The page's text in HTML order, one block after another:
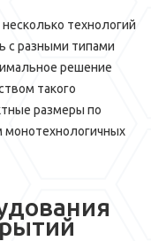
технологий
с разными типами
решение
такого
размеры по
монотехнологичных